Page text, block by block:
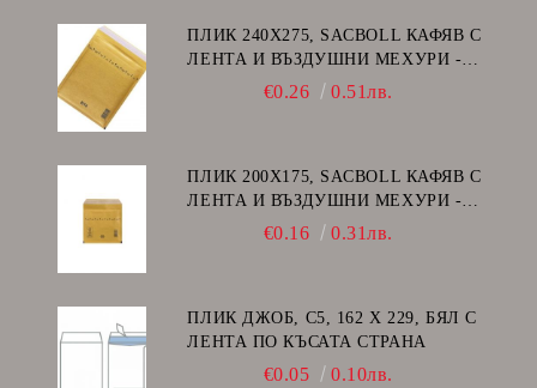
ПЛИК 240Х275, SACBOLL КАФЯВ С
ЛЕНТА И ВЪЗДУШНИ МЕХУРИ -
€0.26 0.51лв.
ПЛИК 200Х175, SACBOLL КАФЯВ С
ЛЕНТА И ВЪЗДУШНИ МЕХУРИ -
€0.16 0.31лв.
ПЛИК ДЖОБ, C5, 162 Х 229, БЯЛ С
ЛЕНТА ПО КЪСАТА СТРАНА
€0.05 0.10лв.